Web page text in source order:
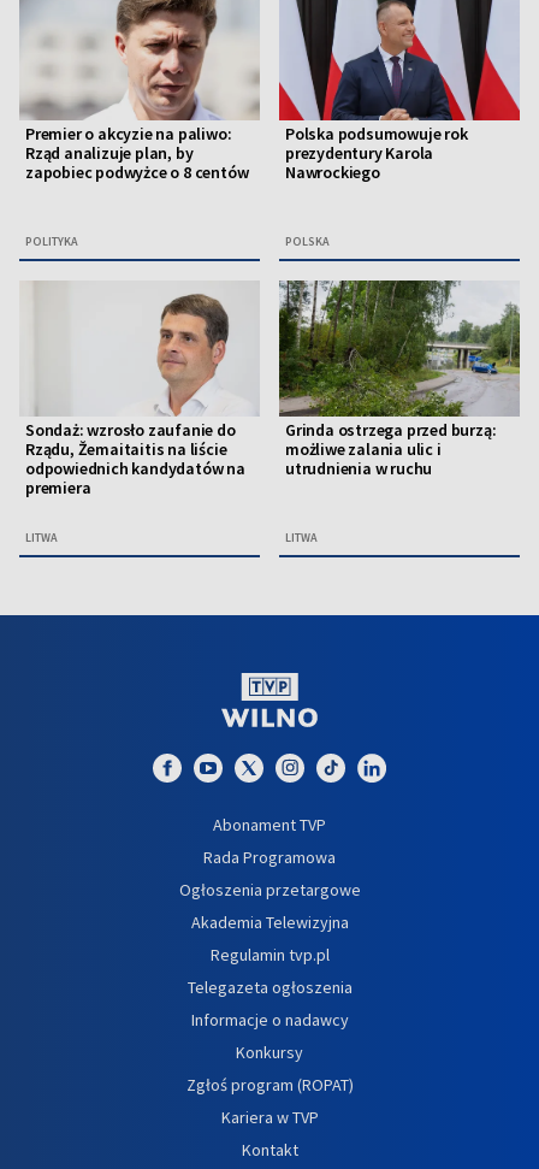
Premier o akcyzie na paliwo:
Rząd analizuje plan, by
zapobiec podwyżce o 8 centów
POLITYKA
Polska podsumowuje rok
prezydentury Karola
Nawrockiego
POLSKA
Sondaż: wzrosło zaufanie do
Rządu, Žemaitaitis na liście
odpowiednich kandydatów na
premiera
LITWA
Grinda ostrzega przed burzą:
możliwe zalania ulic i
utrudnienia w ruchu
LITWA
Abonament TVP
Rada Programowa
Ogłoszenia przetargowe
Akademia Telewizyjna
Regulamin tvp.pl
Telegazeta ogłoszenia
Informacje o nadawcy
Konkursy
Zgłoś program (ROPAT)
Kariera w TVP
Kontakt